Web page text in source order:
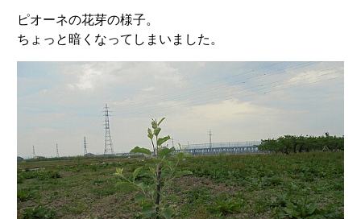
ピオーネの花芽の様子。
ちょっと暗くなってしまいました。